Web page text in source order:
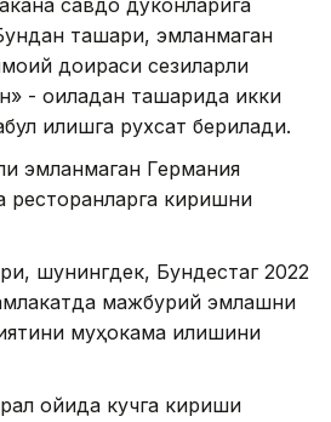
савдо дўконларига
ташқари, эмланмаган
доираси сезиларли
- оиладан ташқарида икки
қилишга рухсат берилади.
эмланмаган Германия
ресторанларга киришни
шунингдек, Бундестаг 2022
мажбурий эмлашни
муҳокама қилишини
ойида кучга кириши